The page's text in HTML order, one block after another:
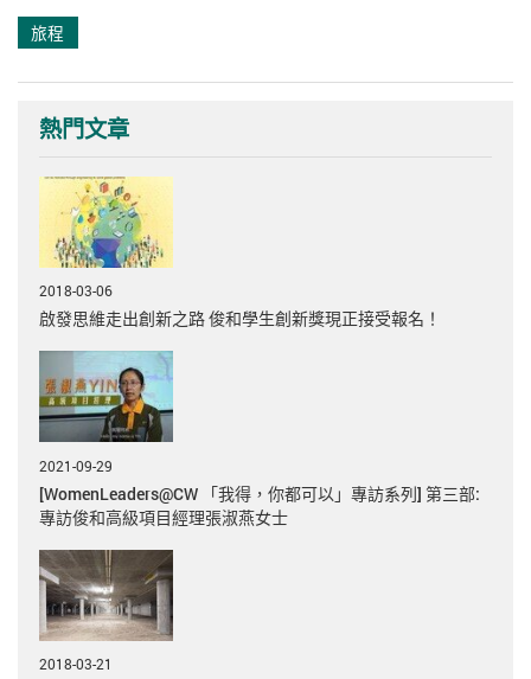
旅程
熱門文章
2018-03-06
啟發思維走出創新之路 俊和學生創新獎現正接受報名！
2021-09-29
[WomenLeaders@CW 「我得，你都可以」專訪系列] 第三部:
專訪俊和高級項目經理張淑燕女士
2018-03-21